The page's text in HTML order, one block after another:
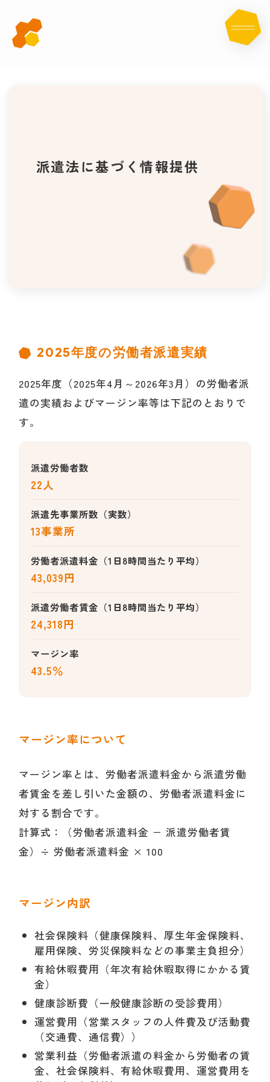
派遣法に基づく情報提供
派遣法に基づ く情報提供
2025年度の労働者派遣実績
2025年度（2025年4月～2026年3月）の労働者派
遣の実績およびマージン率等は下記のとおりで
す。
派遣労働者数
22人
派遣先事業所数（実数）
13事業所
労働者派遣料金（1日8時間当たり平均）
43,039円
派遣労働者賃金（1日8時間当たり平均）
24,318円
マージン率
43.5％
マージン率について
マージン率とは、労働者派遣料金から派遣労働
者賃金を差し引いた金額の、労働者派遣料金に
対する割合です。
計算式：（労働者派遣料金 − 派遣労働者賃
金）÷ 労働者派遣料金 × 100
マージン内訳
社会保険料（健康保険料、厚生年金保険料、
雇用保険、労災保険料などの事業主負担分）
有給休暇費用（年次有給休暇取得にかかる賃
金）
健康診断費（一般健康診断の受診費用）
運営費用（営業スタッフの人件費及び活動費
（交通費、通信費））
営業利益（労働者派遣の料金から労働者の賃
金、社会保険料、有給休暇費用、運営費用を